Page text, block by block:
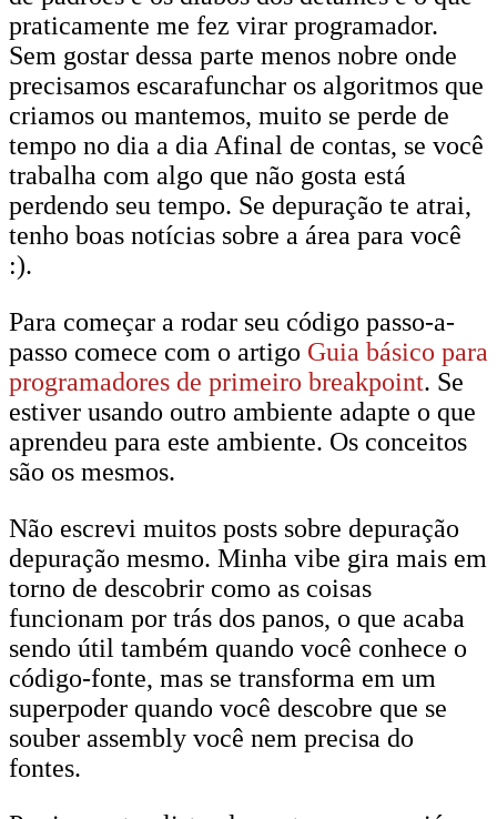
praticamente me fez virar programador.
Sem gostar dessa parte menos nobre onde
precisamos escarafunchar os algoritmos que
criamos ou mantemos, muito se perde de
tempo no dia a dia Afinal de contas, se você
trabalha com algo que não gosta está
perdendo seu tempo. Se depuração te atrai,
tenho boas notícias sobre a área para você
:).
Para começar a rodar seu código passo-a-
passo comece com o artigo Guia básico para
programadores de primeiro breakpoint. Se
estiver usando outro ambiente adapte o que
aprendeu para este ambiente. Os conceitos
são os mesmos.
Não escrevi muitos posts sobre depuração
depuração mesmo. Minha vibe gira mais em
torno de descobrir como as coisas
funcionam por trás dos panos, o que acaba
sendo útil também quando você conhece o
código-fonte, mas se transforma em um
superpoder quando você descobre que se
souber assembly você nem precisa do
fontes.